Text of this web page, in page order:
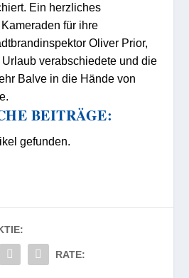
Ein herzliches
für ihre
Oliver Prior,
verabschiedete und die
Balve in die Hände von
BEITRÄGE:
gefunden.
RATE: